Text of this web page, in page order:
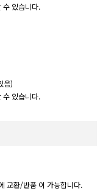
수 있습니다.
음)
수 있습니다.
교환/반품 이 가능합니다.